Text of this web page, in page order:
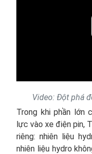
Video: Đột phá
Trong khi phần lớn
lực vào xe điện pin,
riêng: nhiên liệu
nhiên liệu hydro